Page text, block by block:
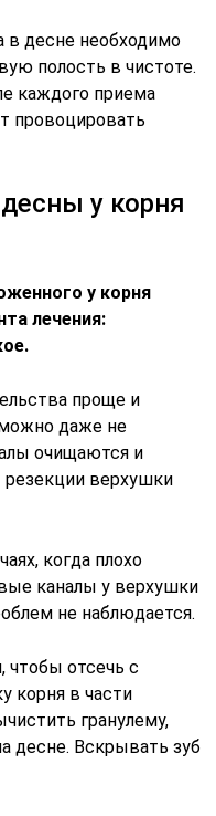
в десне необходимо
полость в чистоте.
каждого приема
провоцировать
у корня
у корня
лечения:
проще и
даже не
очищаются и
верхушки
когда плохо
каналы у верхушки
не наблюдается.
чтобы отсечь с
в части
гранулему,
десне. Вскрывать зуб